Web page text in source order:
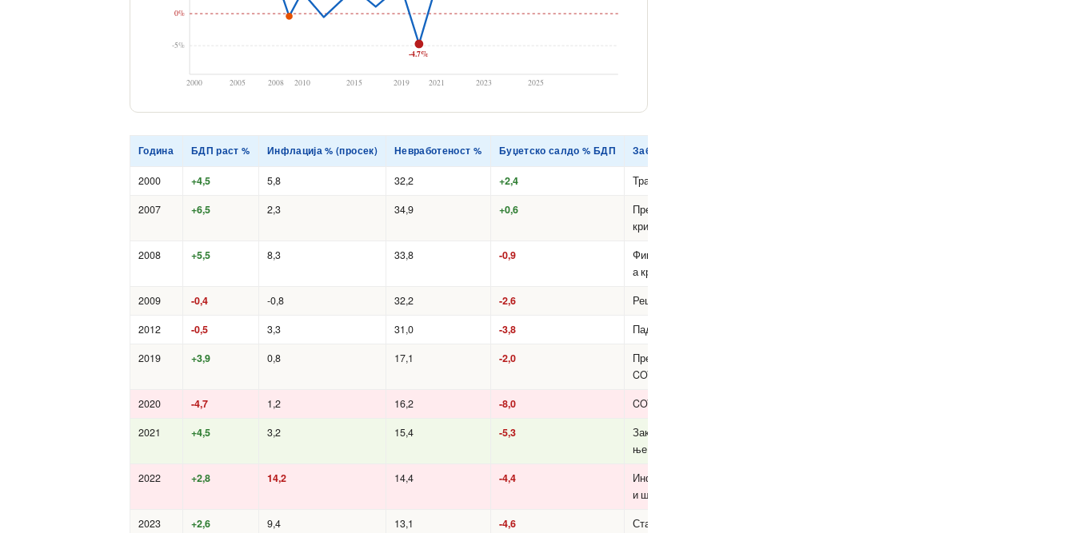
0%
-5%
-4.7%
2000 2005 2008 2010 2015 2019 2021 2023 2025
Година БДП раст % Инфлација % (просек) Невработеност % Буџетско салдо % БДП Забелешка
2000 +4,5 5,8 32,2 +2,4
Транзиција
2007
+6,5 2,3 34,9 +0,6
Пред-
кризен врв
2008
+5,5 8,3 33,8 -0,9
Финансиск
а криза
2009
-0,4 -0,8 32,2 -2,6
Рецесија
2012
-0,5 3,3 31,0 -3,8
Пад
2019
+3,9 0,8 17,1 -2,0
Пред-
COVID
2020
-4,7 1,2 16,2 -8,0
COVID шок
2021
+4,5 3,2 15,4 -5,3
Закрепнува
ње
2022
+2,8 14,2 14,4 -4,4
Инфлациск
и шок
2023
+2,6 9,4 13,1 -4,6
Стабилизац